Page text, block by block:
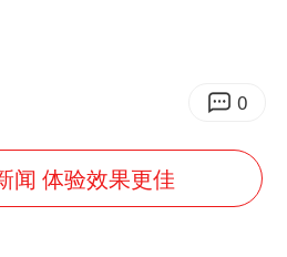
光伏八巨头签署“不低于成本价”倡议
斌获《歌手2026》歌王
王兴兴被问了360多个问题
0
闻 体验效果更佳